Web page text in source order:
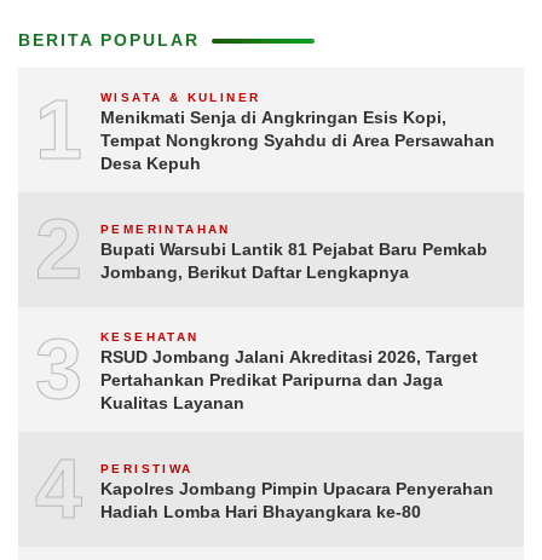
BERITA POPULAR
1 WISATA & KULINER
Menikmati Senja di Angkringan Esis Kopi,
Tempat Nongkrong Syahdu di Area Persawahan
Desa Kepuh
2 PEMERINTAHAN
Bupati Warsubi Lantik 81 Pejabat Baru Pemkab
Jombang, Berikut Daftar Lengkapnya
3 KESEHATAN
RSUD Jombang Jalani Akreditasi 2026, Target
Pertahankan Predikat Paripurna dan Jaga
Kualitas Layanan
4 PERISTIWA
Kapolres Jombang Pimpin Upacara Penyerahan
Hadiah Lomba Hari Bhayangkara ke-80